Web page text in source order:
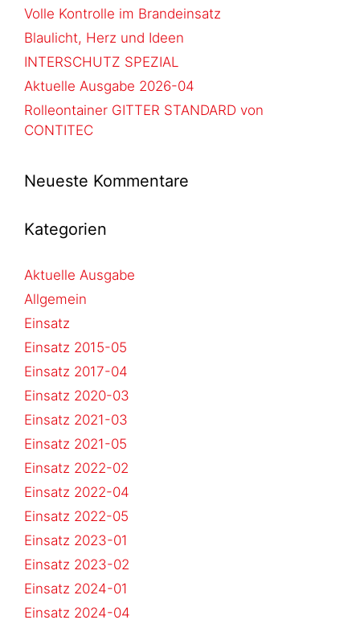
Volle Kontrolle im Brandeinsatz
Blaulicht, Herz und Ideen
INTERSCHUTZ SPEZIAL
Aktuelle Ausgabe 2026-04
Rolleontainer GITTER STANDARD von
CONTITEC
Neueste Kommentare
Kategorien
Aktuelle Ausgabe
Allgemein
Einsatz
Einsatz 2015-05
Einsatz 2017-04
Einsatz 2020-03
Einsatz 2021-03
Einsatz 2021-05
Einsatz 2022-02
Einsatz 2022-04
Einsatz 2022-05
Einsatz 2023-01
Einsatz 2023-02
Einsatz 2024-01
Einsatz 2024-04